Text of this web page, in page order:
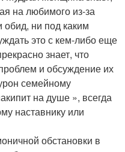
на любимого из-за
обид, ни под каким
это с кем-либо еще
знает, что
и обсуждение их
семейному
на душе », всегда
наставнику или
обстановки в